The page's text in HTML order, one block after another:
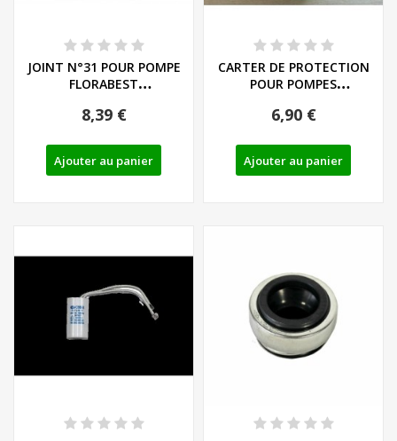
JOINT N°31 POUR POMPE
FLORABEST
8,39 €
Ajouter au panier
CARTER DE PROTECTION
POUR POMPES
6,90 €
Ajouter au panier